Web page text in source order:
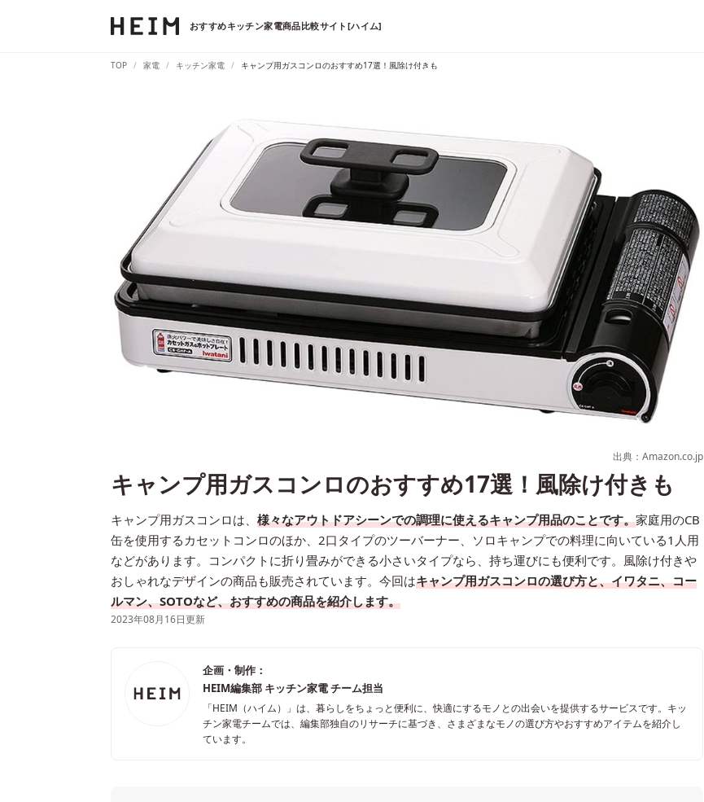
おすすめキッチン家電商品比較サイト[ハイム]
TOP 家電 キッチン家電 キャンプ用ガスコンロのおすすめ17選！風除け付きも
出典：Amazon.co.jp
キャンプ用ガスコンロのおすすめ17選！風除け付きも
キャンプ用ガスコンロは、 様々なアウトドアシーンでの調理に使えるキャンプ用品のことです。家庭用のCB
缶を使用するカセットコンロのほか、2口タイプのツーバーナー、ソロキャンプでの料理に向いている1人用
などがあります。コンパクトに折り畳みができる小さいタイプなら、持ち運びにも便利です。風除け付きや
おしゃれなデザインの商品も販売されています。今回はキャンプ用ガスコンロの選び方と、イワタニ、コー
ルマン、SOTOなど、おすすめの商品を紹介します。
2023年08月16日更新
企画・制作：
HEIM編集部 キッチン家電 チーム担当
「HEIM（ハイム）」は、暮らしをちょっと便利に、快適にするモノとの出会いを提供するサービスです。キッ
チン家電チームでは、編集部独自のリサーチに基づき、さまざまなモノの選び方やおすすめアイテムを紹介し
ています。